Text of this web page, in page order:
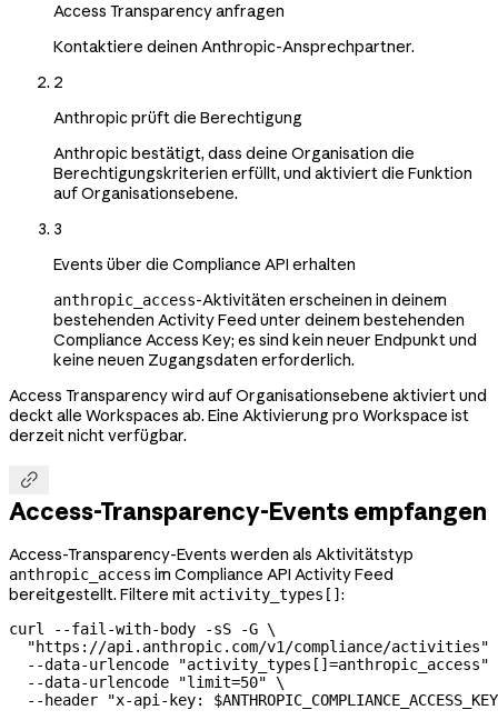
Access Transparency anfragen
Kontaktiere deinen Anthropic-Ansprechpartner.
2
Anthropic prüft die Berechtigung
Anthropic bestätigt, dass deine Organisation die
Berechtigungskriterien erfüllt, und aktiviert die Funktion
auf Organisationsebene.
3
Events über die Compliance API erhalten
anthropic_access-Aktivitäten erscheinen in deinem
bestehenden Activity Feed unter deinem bestehenden
Compliance Access Key; es sind kein neuer Endpunkt und
keine neuen Zugangsdaten erforderlich.
Access Transparency wird auf Organisationsebene aktiviert und
deckt alle Workspaces ab. Eine Aktivierung pro Workspace ist
derzeit nicht verfügbar.

Access-Transparency-Events empfangen
Access-Transparency-Events werden als Aktivitätstyp
anthropic_access im Compliance API Activity Feed
bereitgestellt. Filtere mit activity_types[] :
curl --fail-with-body -sS -G \
  "https://api.anthropic.com/v1/compliance/activities"
  --data-urlencode
"activity_types[]=anthropic_access"
  --data-urlencode
"limit=50" \
  --header
"x-api-key: $ANTHROPIC_COMPLIANCE_ACCESS_KEY